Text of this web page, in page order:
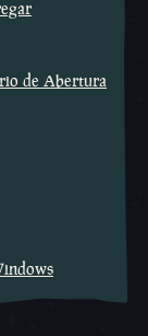
de Abertura